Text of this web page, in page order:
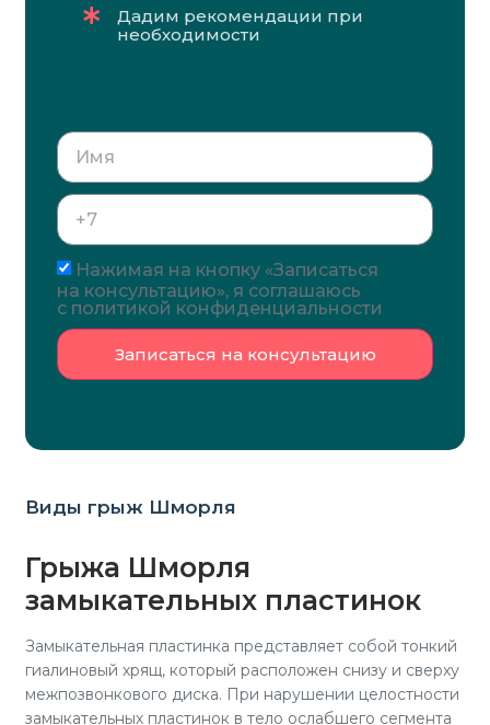
Дадим рекомендации при
необходимости
Нажимая на кнопку «Записаться
на консультацию», я соглашаюсь
с политикой конфиденциальности
Записаться на консультацию
Виды грыж Шморля
Грыжа Шморля
замыкательных пластинок
Замыкательная пластинка представляет собой тонкий
гиалиновый хрящ, который расположен снизу и сверху
межпозвонкового диска. При нарушении целостности
замыкательных пластинок в тело ослабшего сегмента